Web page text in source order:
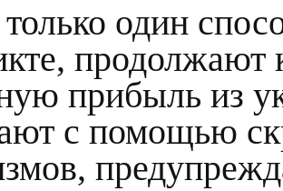
один
продолжают
прибыль из
с помощью